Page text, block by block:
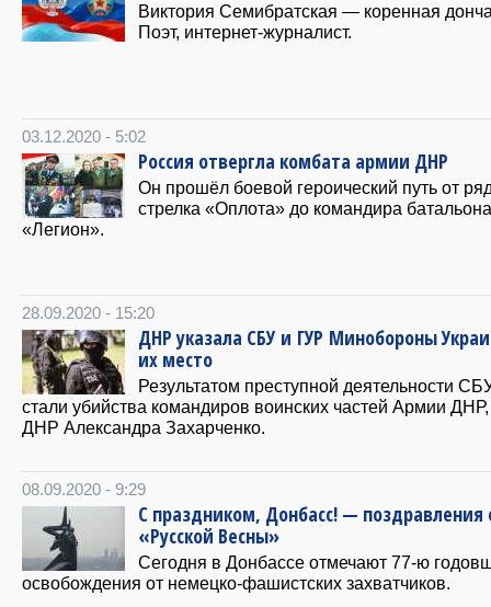
Виктория Семибратская — коренная
Поэт, интернет-журналист.
03.12.2020 - 5:02
Россия отвергла комбата армии ДНР
Он прошёл боевой героический путь от
стрелка «Оплота» до командира батальона
«Легион».
28.09.2020 - 15:20
ДНР указала СБУ и ГУР Минобороны
их место
Результатом преступной деятельности
стали убийства командиров воинских частей Армии
ДНР Александра Захарченко.
08.09.2020 - 9:29
С праздником, Донбасс! — поздравления
«Русской Весны»
Сегодня в Донбассе отмечают 77-ю
освобождения от немецко-фашистских захватчиков.